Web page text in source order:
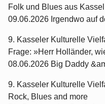
Folk und Blues aus Kassel
09.06.2026 Irgendwo auf
9. Kasseler Kulturelle
Frage: »Herr Holländer,
08.06.2026 Big Daddy
9. Kasseler Kulturelle
Rock, Blues and more